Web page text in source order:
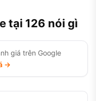
tại 126 nói gì
giá trên Google
→